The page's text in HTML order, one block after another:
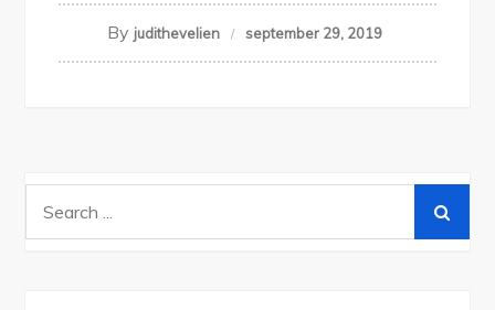
By judithevelien september 29, 2019